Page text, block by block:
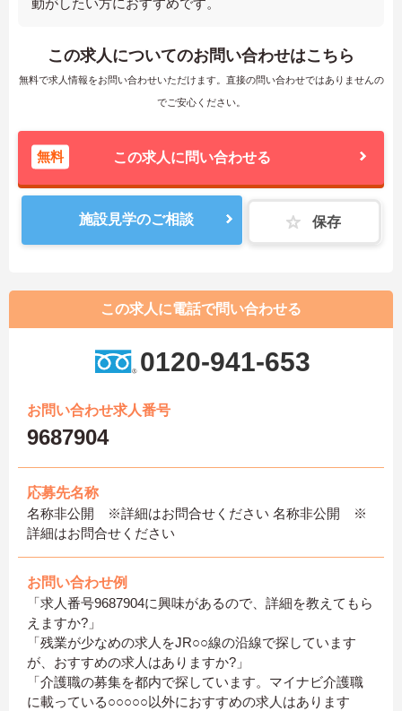
動がしたい方におすすめです。
この求人についてのお問い合わせはこちら
無料で求人情報をお問い合わせいただけます。直接の問い合わせではありませんの
でご安心ください。
無料 この求人に問い合わせる
施設見学のご相談 保存
この求人に電話で問い合わせる
0120-941-653
お問い合わせ求人番号
9687904
応募先名称
名称非公開 ※詳細はお問合せください 名称非公開 ※
詳細はお問合せください
お問い合わせ例
「求人番号9687904に興味があるので、詳細を教えてもら
えますか?」
「残業が少なめの求人をJR○○線の沿線で探しています
が、おすすめの求人はありますか?」
「介護職の募集を都内で探しています。マイナビ介護職
に載っている○○○○○以外におすすめの求人はあります